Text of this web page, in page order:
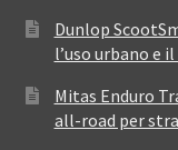
Dunlop
l’uso urbano e
Mitas Enduro
all-road per